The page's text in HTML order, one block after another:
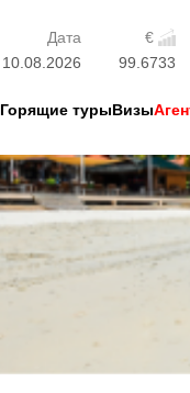
Дата
€
10.08.2026
99.6733
Горящие турыВизы